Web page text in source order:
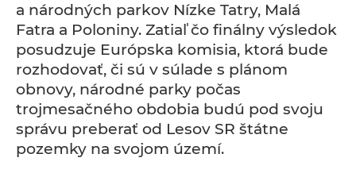
a národných parkov Nízke Tatry, Malá
Fatra a Poloniny. Zatiaľ čo finálny výsledok
posudzuje Európska komisia, ktorá bude
rozhodovať, či sú v súlade s plánom
obnovy, národné parky počas
trojmesačného obdobia budú pod svoju
správu preberať od Lesov SR štátne
pozemky na svojom území.